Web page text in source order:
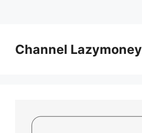
contentChannel Lazymoney